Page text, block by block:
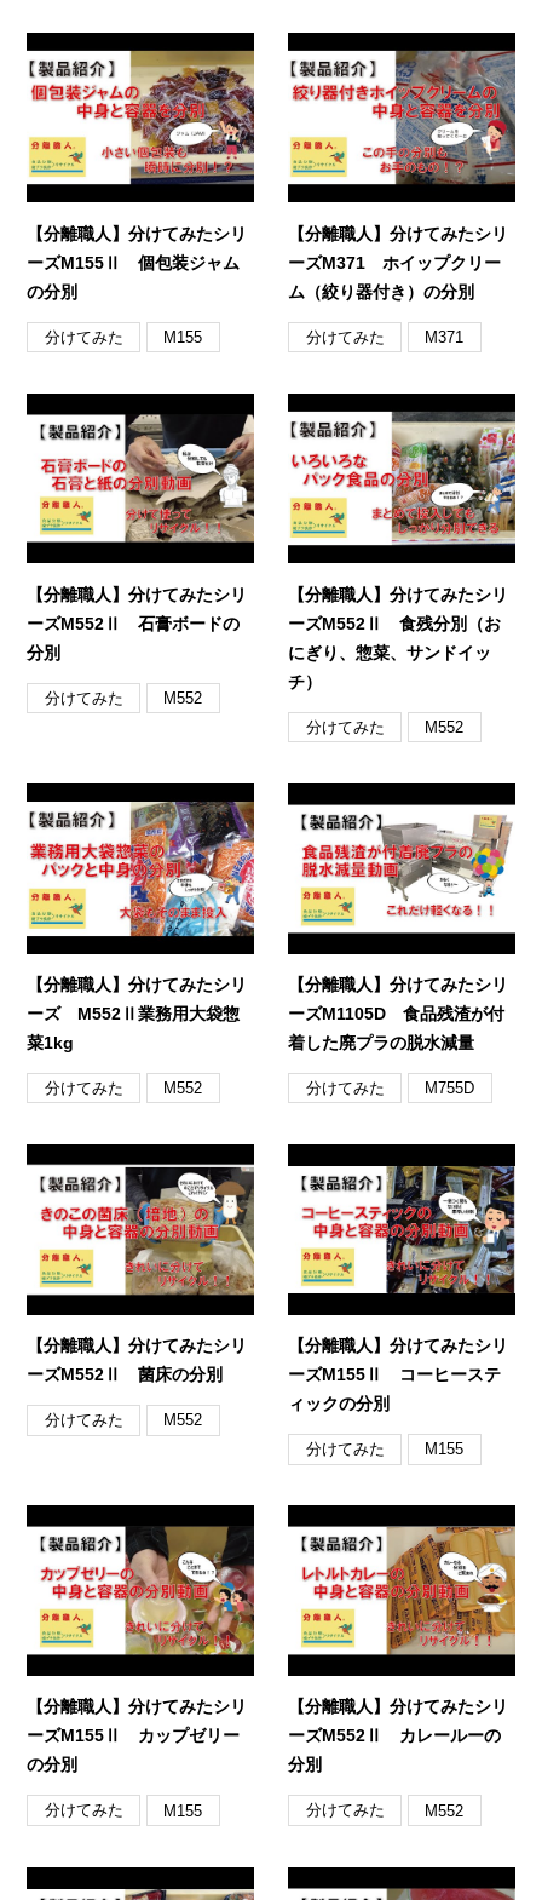
【分離職人】分けてみたシリ
ーズM155Ⅱ 個包装ジャム
の分別
分けてみた M155
【分離職人】分けてみたシリ
ーズM371 ホイップクリー
ム（絞り器付き）の分別
分けてみた M371
【分離職人】分けてみたシリ
ーズM552Ⅱ 石膏ボードの
分別
分けてみた M552
【分離職人】分けてみたシリ
ーズM552Ⅱ 食残分別（お
にぎり、惣菜、サンドイッ
チ）
分けてみた M552
【分離職人】分けてみたシリ
ーズ M552Ⅱ業務用大袋惣
菜1kg
分けてみた M552
【分離職人】分けてみたシリ
ーズM1105D 食品残渣が付
着した廃プラの脱水減量
分けてみた M755D
【分離職人】分けてみたシリ
ーズM552Ⅱ 菌床の分別
分けてみた M552
【分離職人】分けてみたシリ
ーズM155Ⅱ コーヒーステ
ィックの分別
分けてみた M155
【分離職人】分けてみたシリ
ーズM155Ⅱ カップゼリー
の分別
分けてみた M155
【分離職人】分けてみたシリ
ーズM552Ⅱ カレールーの
分別
分けてみた M552